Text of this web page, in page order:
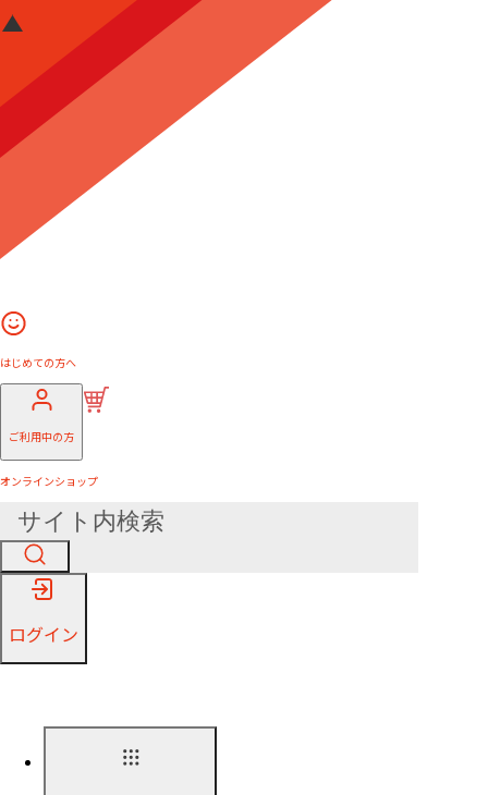
はじめての方へ
ご利用中の方
オンラインショップ
ログイン